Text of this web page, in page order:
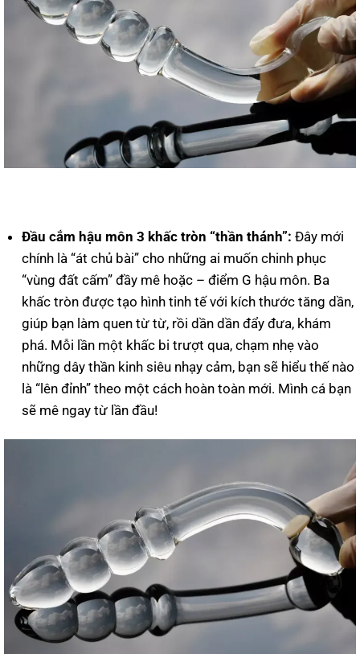
Đầu cắm hậu môn 3 khấc tròn “thần thánh”: Đây mới
chính là “át chủ bài” cho những ai muốn chinh phục
“vùng đất cấm” đầy mê hoặc – điểm G hậu môn. Ba
khấc tròn được tạo hình tinh tế với kích thước tăng dần,
giúp bạn làm quen từ từ, rồi dần dần đẩy đưa, khám
phá. Mỗi lần một khấc bi trượt qua, chạm nhẹ vào
những dây thần kinh siêu nhạy cảm, bạn sẽ hiểu thế nào
là “lên đỉnh” theo một cách hoàn toàn mới. Mình cá bạn
sẽ mê ngay từ lần đầu!